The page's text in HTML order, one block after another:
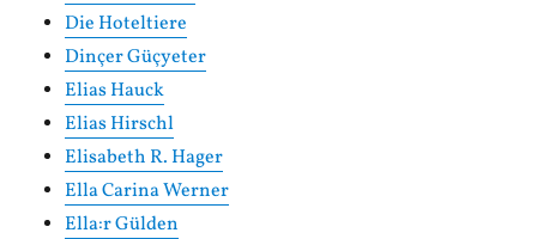
Die Hoteltiere
Dinçer Güçyeter
Elias Hauck
Elias Hirschl
Elisabeth R. Hager
Ella Carina Werner
Ella:r Gülden